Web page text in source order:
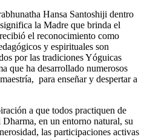
Hansa Santoshiji dentro
la Madre que brinda el
el reconocimiento como
y espirituales son
por las tradiciones Yóguicas
que ha desarrollado numerosos
para enseñar y despertar a
a que todos practiquen de
en un entorno natural, su
las participaciones activas